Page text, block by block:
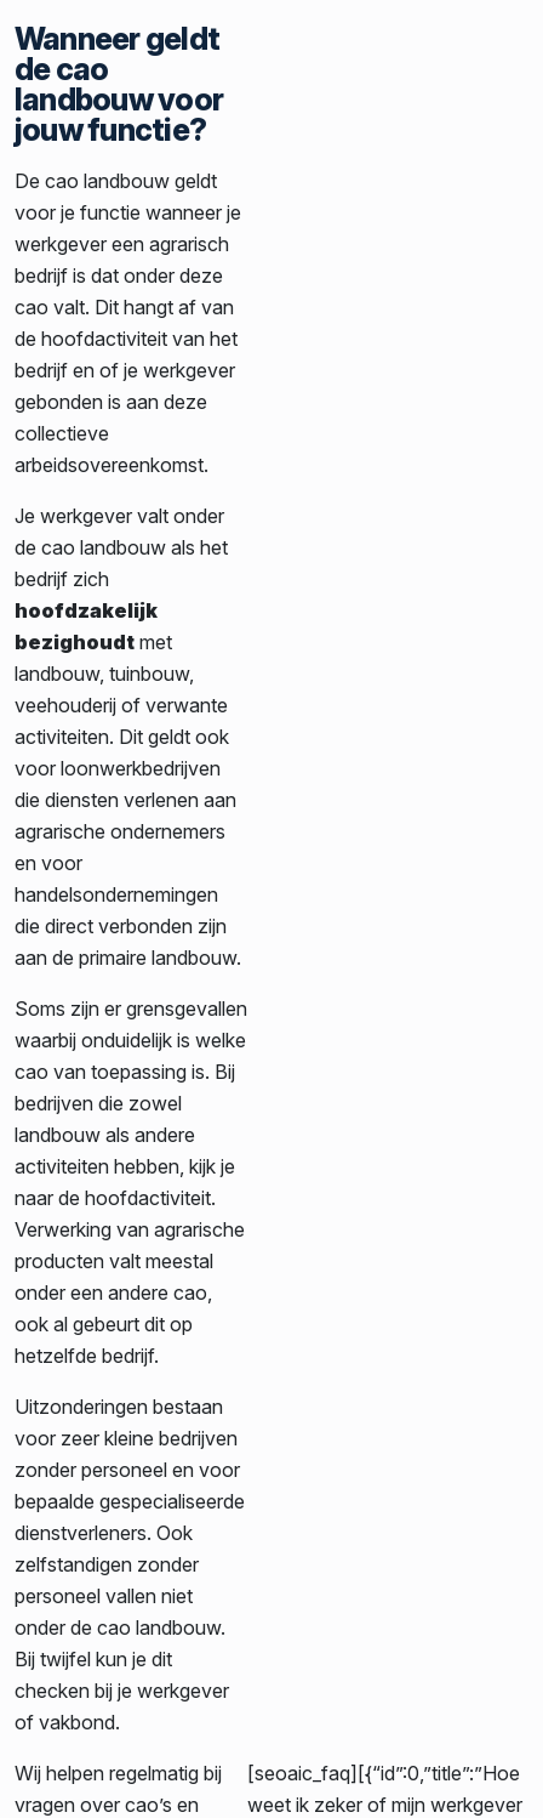
Wanneer geldt
de cao
landbouw voor
jouw functie?
De cao landbouw geldt
voor je functie wanneer je
werkgever een agrarisch
bedrijf is dat onder deze
cao valt. Dit hangt af van
de hoofdactiviteit van het
bedrijf en of je werkgever
gebonden is aan deze
collectieve
arbeidsovereenkomst.
Je werkgever valt onder
de cao landbouw als het
bedrijf zich
hoofdzakelijk
bezighoudt met
landbouw, tuinbouw,
veehouderij of verwante
activiteiten. Dit geldt ook
voor loonwerkbedrijven
die diensten verlenen aan
agrarische ondernemers
en voor
handelsondernemingen
die direct verbonden zijn
aan de primaire landbouw.
Soms zijn er grensgevallen
waarbij onduidelijk is welke
cao van toepassing is. Bij
bedrijven die zowel
landbouw als andere
activiteiten hebben, kijk je
naar de hoofdactiviteit.
Verwerking van agrarische
producten valt meestal
onder een andere cao,
ook al gebeurt dit op
hetzelfde bedrijf.
Uitzonderingen bestaan
voor zeer kleine bedrijven
zonder personeel en voor
bepaalde gespecialiseerde
dienstverleners. Ook
zelfstandigen zonder
personeel vallen niet
onder de cao landbouw.
Bij twijfel kun je dit
checken bij je werkgever
of vakbond.
Wij helpen regelmatig bij
vragen over cao’s en
[seoaic_faq][{“id”:0,”title”:”Hoe
weet ik zeker of mijn werkgever